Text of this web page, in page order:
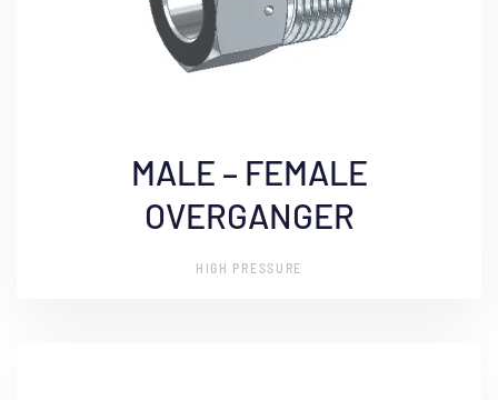
MALE – FEMALE
OVERGANGER
HIGH PRESSURE